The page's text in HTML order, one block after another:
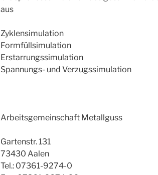
aus
Zyklensimulation
Formfüllsimulation
Erstarrungssimulation
Spannungs- und Verzugssimulation
Arbeitsgemeinschaft Metallguss
Gartenstr. 131
73430 Aalen
Tel.: 07361-9274-0